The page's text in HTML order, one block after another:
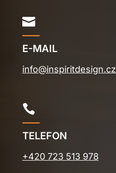

E-MAIL
info@inspiritdesign.cz

TELEFON
+420 723 513 978